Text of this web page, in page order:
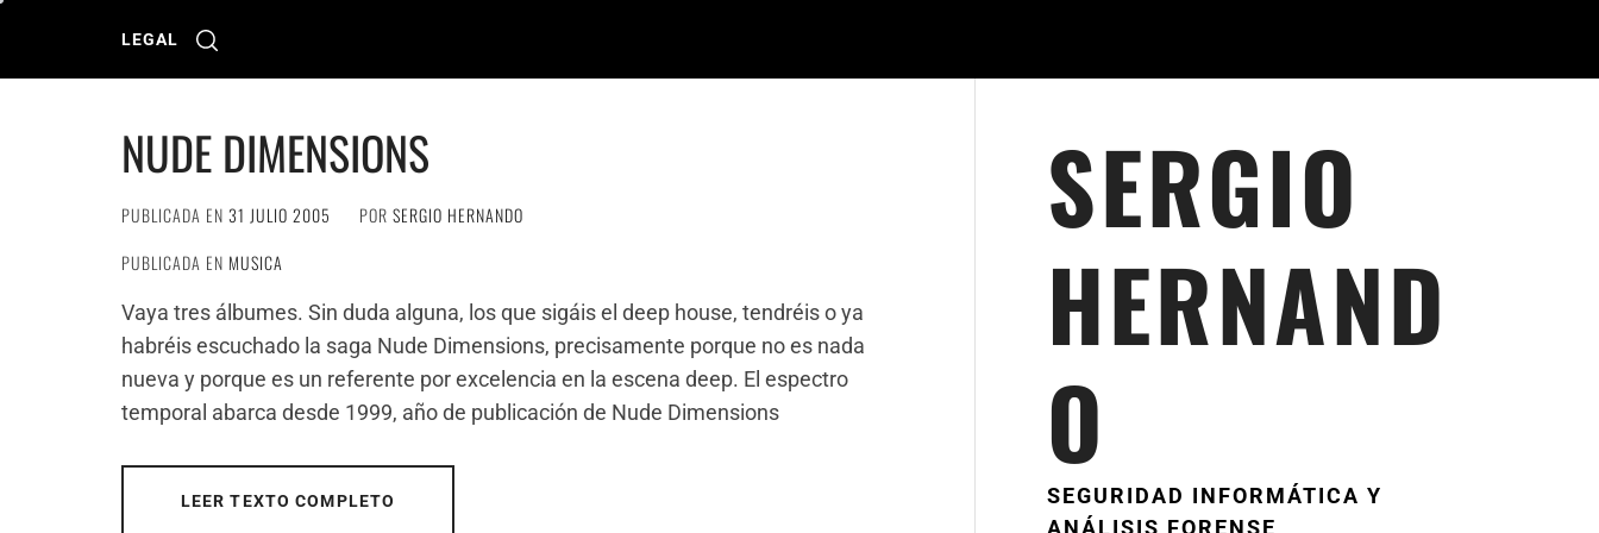
LEGAL
NUDE DIMENSIONS
PUBLICADA EN 31 JULIO 2005 POR SERGIO HERNANDO
PUBLICADA EN MUSICA
Vaya tres álbumes. Sin duda alguna, los que sigáis el deep house, tendréis o ya
habréis escuchado la saga Nude Dimensions, precisamente porque no es nada
nueva y porque es un referente por excelencia en la escena deep. El espectro
temporal abarca desde 1999, año de publicación de Nude Dimensions
LEER TEXTO COMPLETO
SERGIO
HERNAND
O
SEGURIDAD INFORMÁTICA Y
ANÁLISIS FORENSE